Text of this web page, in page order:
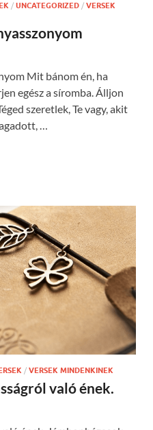
/ UNCATEGORIZED / VERSEK
Mit bánom én, ha
egész a síromba. Álljon
szeretlek, Te vagy, akit
…
/ VERSEK MINDENKINEK
való ének.